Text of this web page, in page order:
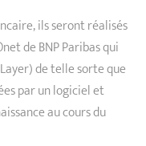
ils seront réalisés
de BNP Paribas qui
de telle sorte que
par un logiciel et
au cours du